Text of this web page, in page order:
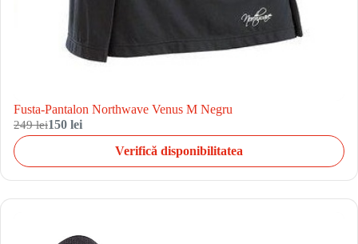
Fusta-Pantalon Northwave Venus M Negru
249 lei150 lei
Verifică disponibilitatea